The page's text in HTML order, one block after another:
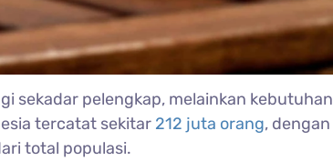
sekadar pelengkap, melainkan kebutuhan
tercatat sekitar 212 juta orang, dengan
total populasi.